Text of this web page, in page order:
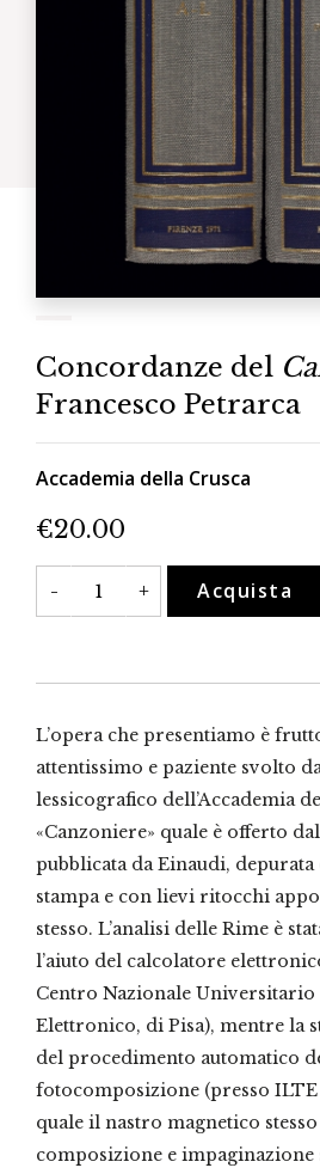
Concordanze del
Francesco Petrarca
Accademia della Crusca
€20.00
-
Concordanze
del
Canzoniere
quantità
+ Acquista
L’opera che presentiamo è
attentissimo e paziente svolto
lessicografico dell’Accademia
«Canzoniere» quale è offerto
pubblicata da Einaudi,
stampa e con lievi ritocchi
stesso. L’analisi delle Rime è
l’aiuto del calcolatore
Centro Nazionale Universitario
Elettronico, di Pisa), mentre la
del procedimento automatico
fotocomposizione (presso
quale il nastro magnetico
composizione e impaginazione